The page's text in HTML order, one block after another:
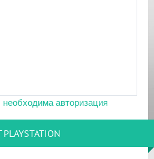
авторизация